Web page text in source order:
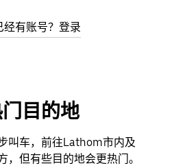
经有账号？登录
目的地
叫车，前往Lathom市内及
，但有些目的地会更热门。